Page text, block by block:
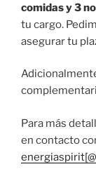
comidas y 3
tu cargo.
asegurar tu
Para más
en contacto